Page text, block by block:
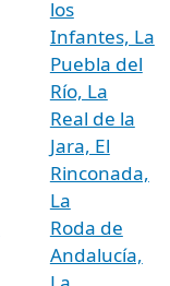
los
Infantes, La
Puebla del
Río, La
Real de la
Jara, El
Rinconada,
La
Roda de
Andalucía,